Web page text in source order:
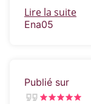
Lire la suite
Ena05
Publié sur